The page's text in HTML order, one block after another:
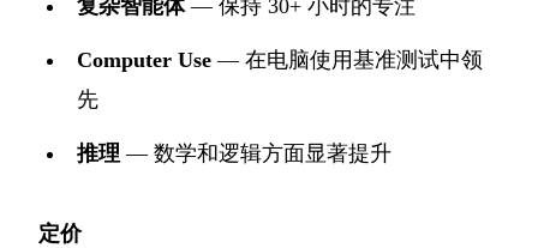
复杂智能体— 保持 30+ 小时的专注
Computer Use — 在电脑使用基准测试中领
先
推理 — 数学和逻辑方面显著提升
定价